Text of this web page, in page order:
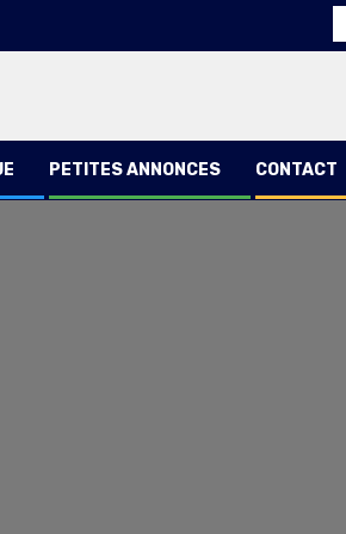
PETITES ANNONCES CONTACT